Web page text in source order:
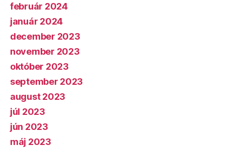
február 2024
január 2024
december 2023
november 2023
október 2023
september 2023
august 2023
júl 2023
jún 2023
máj 2023